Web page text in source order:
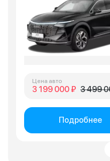
Цена авто
3 199 000 ₽ 3 499
Подробнее